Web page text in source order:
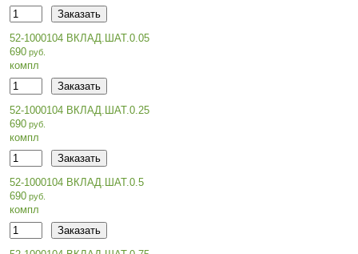
52-1000104 ВКЛАД.ШАТ.0.05
690
компл
52-1000104 ВКЛАД.ШАТ.0.25
690
компл
52-1000104 ВКЛАД.ШАТ.0.5
690
компл